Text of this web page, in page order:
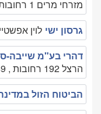
מזרחי מרים 1 רחובות , 089450425
גרסון ישי לוין אפשטיין 14 רחובות ,
דהרי בע"מ שייבה-
הרצל 192 רחובות , 089494949
הביטוח הזול